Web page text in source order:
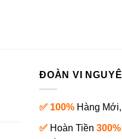
ĐOÀN VI
✅ 100% Hàng
✅ Hoàn Tiền 300%